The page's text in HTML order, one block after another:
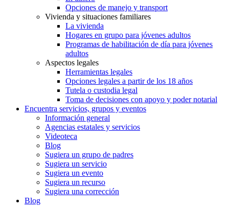
Opciones de manejo y transport
Vivienda y situaciones familiares
La vivienda
Hogares en grupo para jóvenes adultos
Programas de habilitación de día para jóvenes
adultos
Aspectos legales
Herramientas legales
Opciones legales a partir de los 18 años
Tutela o custodia legal
Toma de decisiones con apoyo y poder notarial
Encuentra servicios, grupos y eventos
Información general
Agencias estatales y servicios
Videoteca
Blog
Sugiera un grupo de padres
Sugiera un servicio
Sugiera un evento
Sugiera un recurso
Sugiera una corrección
Blog